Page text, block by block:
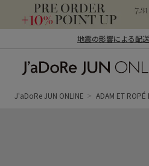
地震の影響による配
ン オンライン）
J'aDoRe JUN ONLINE ADAM ET ROPÉ